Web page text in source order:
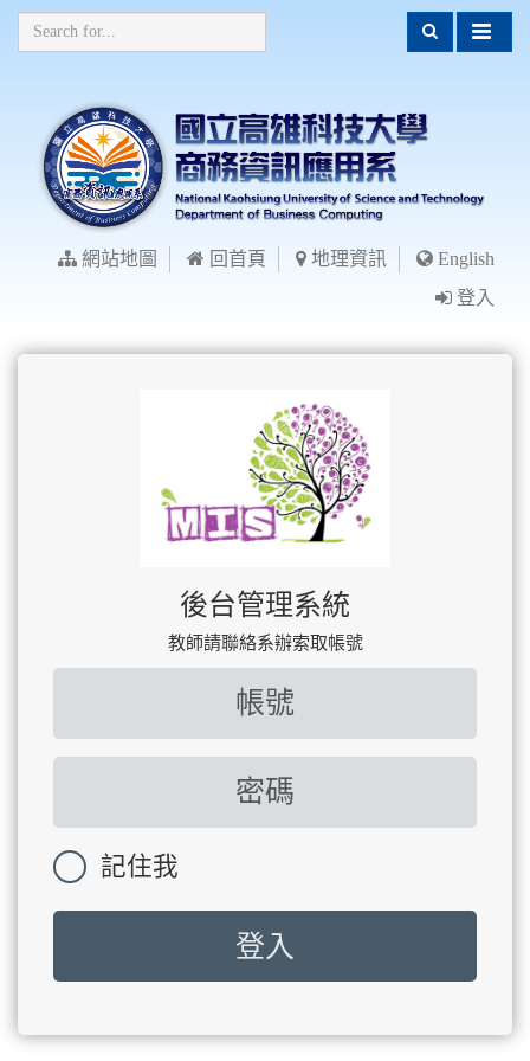
網站地圖 回首頁 地理資訊
English
登入
後台管理系統
教師請聯絡系辦索取帳號
記住我